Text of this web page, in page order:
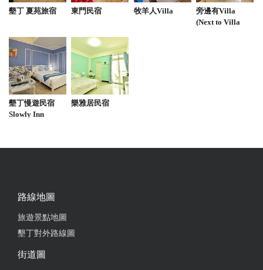
from google
2021-11-16 22:59:14
機車連續租三天，算便宜的，回程臨時改時間提早回
高雄，也幫我們喬到，但是有點太繞路了，坐了2.5小
時才到高雄。
費轉運站接送的服務，超推。順便可以購買優惠的活
動票券，剛好遇到浪況不佳，只有去鹿境，水上活動
票券沒玩可以全額退款。下次來墾丁會再來租車買票
墾丁 夏苑旅宿 東門民宿 牧羊人Villa
旁邊有Villa
(Next to Villa
墾丁慢遊民宿
Slowly Inn
樂雅居民宿
路線地圖
旅遊景點地圖
墾丁對外路線圖
街道圖